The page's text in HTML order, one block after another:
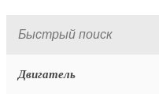
Двигатель